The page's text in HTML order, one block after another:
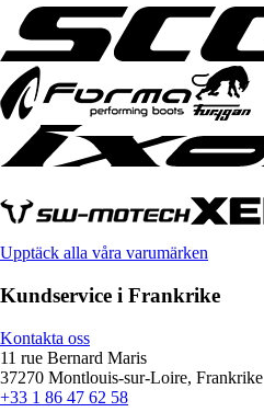
Upptäck alla våra varumärken
Kundservice i Frankrike
Kontakta oss
11 rue Bernard Maris
37270 Montlouis-sur-Loire, Frankrike
+33 1 86 47 62 58